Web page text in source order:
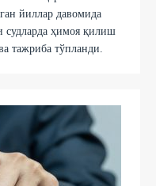
йиллар давомида
судларда ҳимоя қилиш
тажриба тўпланди.